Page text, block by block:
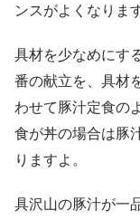
ンスがよくなりま
具材を少なめにす
番の献立を、具材
わせて豚汁定食の
食が丼の場合は豚
りますよ。
具沢山の豚汁が一